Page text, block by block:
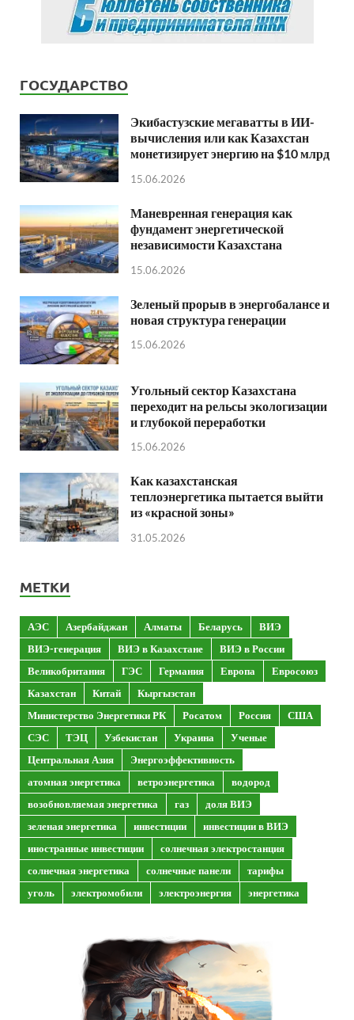
ГОСУДАРСТВО
Экибастузские мегаватты в ИИ-
вычисления или как Казахстан
монетизирует энергию на $10 млрд
15.06.2026
Маневренная генерация как
фундамент энергетической
независимости Казахстана
15.06.2026
Зеленый прорыв в энергобалансе и
новая структура генерации
15.06.2026
Угольный сектор Казахстана
переходит на рельсы экологизации
и глубокой переработки
15.06.2026
Как казахстанская
теплоэнергетика пытается выйти
из «красной зоны»
31.05.2026
МЕТКИ
АЭС Азербайджан Алматы Беларусь
ВИЭ
ВИЭ-генерация
ВИЭ в Казахстане
ВИЭ в России
Великобритания
ГЭС Германия Европа
Евросоюз
Казахстан
Китай
Кыргызстан
Министерство Энергетики РК
Росатом Россия
США
СЭС
ТЭЦ Узбекистан Украина
Ученые
Центральная Азия
Энергоэффективность
атомная энергетика
ветроэнергетика
водород
возобновляемая энергетика
газ
доля ВИЭ
зеленая энергетика
инвестиции
инвестиции в ВИЭ
иностранные инвестиции
солнечная электростанция
солнечная энергетика
солнечные панели
тарифы
уголь
электромобили электроэнергия энергетика